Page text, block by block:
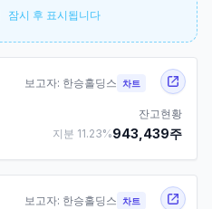
잠시 후 표시됩니다
보고자: 한승홀딩스 차트
잔고현황
지분 11.23%943,439주
보고자: 한승홀딩스 차트